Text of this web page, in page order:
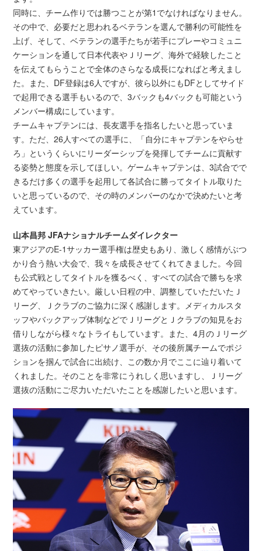
同時に、チーム作りでは勝つことが第1でなければなりません。
その中で、必要だと思われるベテランを選んで勝利の可能性を
上げ、そして、ベテランの選手たちが若手にプレーやコミュニ
ケーションを通して日本代表やＪリーグ、海外で経験したこと
を伝えてもらうことで全体のさらなる成長になればと考えまし
た。また、DF登録は6人ですが、彼ら以外にもDFとしてサイド
で起用できる選手もいるので、3バックも4バックも可能という
メンバー構成にしています。
チームキャプテンには、長友選手を指名したいと思っていま
す。ただ、26人すべての選手に、「自分にキャプテンをやらせ
ろ」というくらいにリーダーシップを発揮してチームに貢献す
る姿勢と態度を示してほしい。ゲームキャプテンは、3試合でで
きるだけ多くの選手を起用して各試合に勝ってタイトル取りた
いと思っているので、その時のメンバーのなかで決めたいと考
えています。
山本昌邦 JFAナショナルチームダイレクター
東アジアのE-1サッカー選手権は歴史もあり、激しく感情がぶつ
かり合う熱い大会で、我々を成長させてくれてきました。今回
も公式戦としてタイトルを獲るべく、すべての試合で勝ちを求
めてやっていきたい。厳しい日程の中、調整していただいたＪ
リーグ、Ｊクラブのご協力に深く感謝します。メディカルスタ
ッフやバックアップ体制などでＪリーグとＪクラブの知見をお
借りしながら様々なトライもしています。また、4月のＪリーグ
選抜の活動に参加したピサノ選手が、その後所属チームでポジ
ションを掴んで試合に出続け、この数か月でここに辿り着いて
くれました。そのことを非常にうれしく思いますし、Ｊリーグ
選抜の活動にご尽力いただいたことを感謝したいと思います。